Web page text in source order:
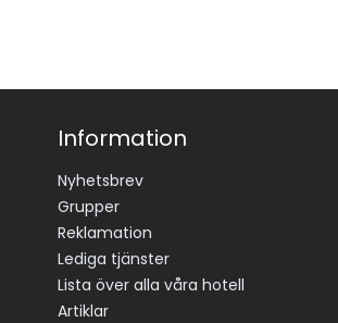
Information
Nyhetsbrev
Grupper
Reklamation
Lediga tjänster
Lista över alla våra hotell
Artiklar